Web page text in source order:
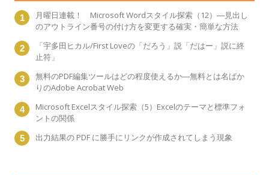
月曜日連載！ Microsoft Wordスタイル探索（12）―見出し
のアウトライン番号の付け方を変更する確実・簡単な方法
「宇多田ヒカル/First Loveの「だろう」説「だはー」説に終
止符」
無料のPDF編集ツールはどの程度使えるか―無料とは名ばか
りのAdobe Acrobat Web
Microsoft Excelスタイル探索（5）Excelのテーマと標準フォ
ントの関係
出力結果の PDF に勝手にリンクが作成されてしまう現象